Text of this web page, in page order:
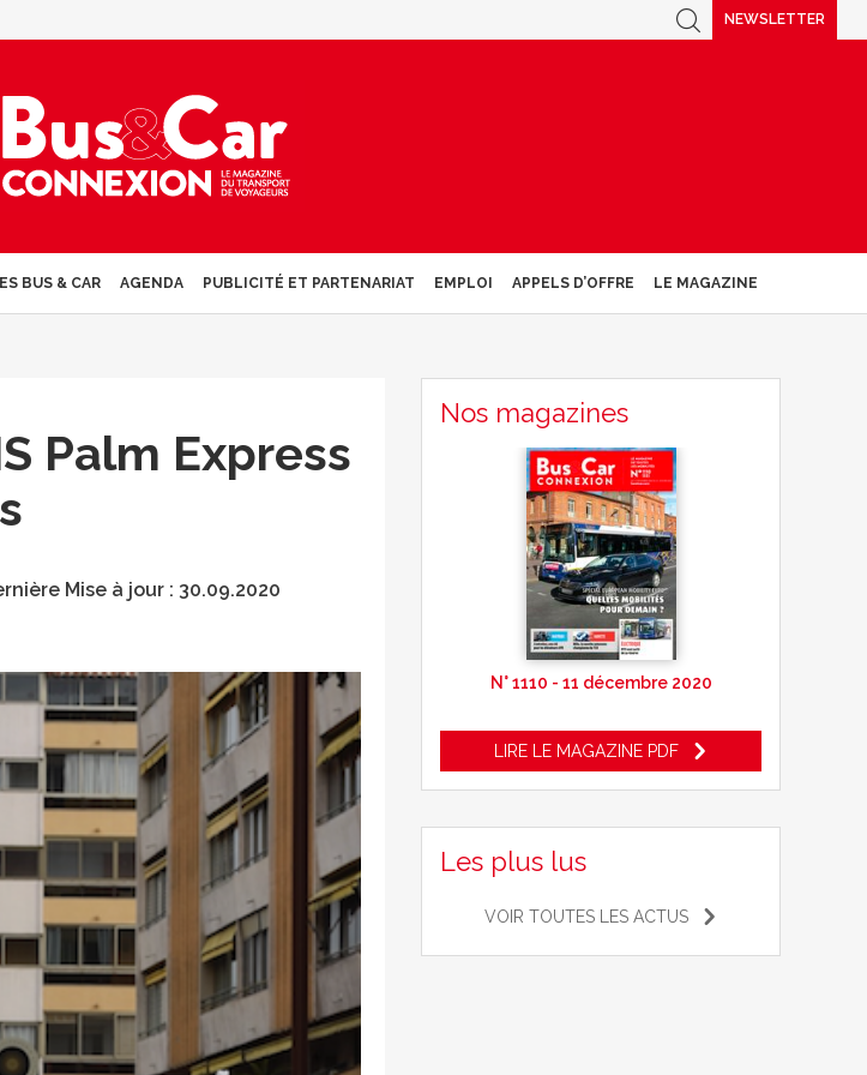
NEWSLETTER
BUS & CAR AGENDA PUBLICITÉ ET PARTENARIAT EMPLOI APPELS D’OFFRE LE MAGAZINE
Palm Express
Mise à jour : 30.09.2020
Nos magazines
N° 1110 - 11 décembre 2020
LIRE LE MAGAZINE PDF
Les plus lus
VOIR TOUTES LES ACTUS